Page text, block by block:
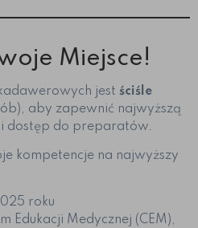
Miejsce!
jest ściśle
aby zapewnić najwyższą
dostęp do preparatów.
kompetencje na najwyższy
roku
Edukacji Medycznej (CEM),